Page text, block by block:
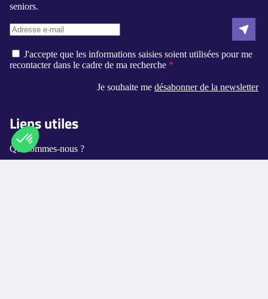
seniors.
J'accepte que les informations saisies soient utilisées pour me
recontacter dans le cadre de ma recherche
Je souhaite me désabonner de la newsletter
Liens utiles
Qui sommes-nous ?